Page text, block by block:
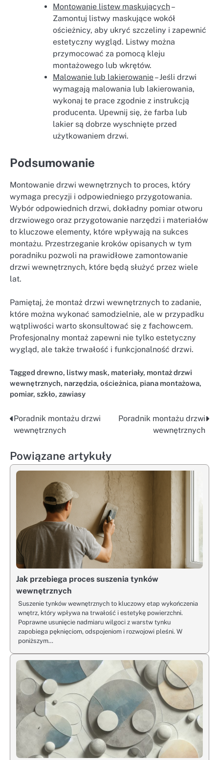
Montowanie listew maskujących–
Zamontuj listwy maskujące wokół
ościeżnicy, aby ukryć szczeliny i zapewnić
estetyczny wygląd. Listwy można
przymocować za pomocą kleju
montażowego lub wkrętów.
Malowanie lub lakierowanie– Jeśli drzwi
wymagają malowania lub lakierowania,
wykonaj te prace zgodnie z instrukcją
producenta. Upewnij się, że farba lub
lakier są dobrze wyschnięte przed
użytkowaniem drzwi.
Podsumowanie
Montowanie drzwi wewnętrznych to proces, który
wymaga precyzji i odpowiedniego przygotowania.
Wybór odpowiednich drzwi, dokładny pomiar otworu
drzwiowego oraz przygotowanie narzędzi i materiałów
to kluczowe elementy, które wpływają na sukces
montażu. Przestrzeganie kroków opisanych w tym
poradniku pozwoli na prawidłowe zamontowanie
drzwi wewnętrznych, które będą służyć przez wiele
lat.
Pamiętaj, że montaż drzwi wewnętrznych to zadanie,
które można wykonać samodzielnie, ale w przypadku
wątpliwości warto skonsultować się z fachowcem.
Profesjonalny montaż zapewni nie tylko estetyczny
wygląd, ale także trwałość i funkcjonalność drzwi.
Tagged drewno, listwy mask, materiały, montaż drzwi
wewnętrznych, narzędzia, ościeżnica, piana montażowa,
pomiar, szkło, zawiasy
Nawigacja
wpisu
Poradnik montażu drzwi
wewnętrznych
Poradnik montażu drzwi
wewnętrznych
Powiązane artykuły
Jak przebiega proces suszenia tynków
wewnętrznych
Suszenie tynków wewnętrznych to kluczowy etap wykończenia
wnętrz, który wpływa na trwałość i estetykę powierzchni.
Poprawne usunięcie nadmiaru wilgoci z warstw tynku
zapobiega pęknięciom, odspojeniom i rozwojowi pleśni. W
poniższym…